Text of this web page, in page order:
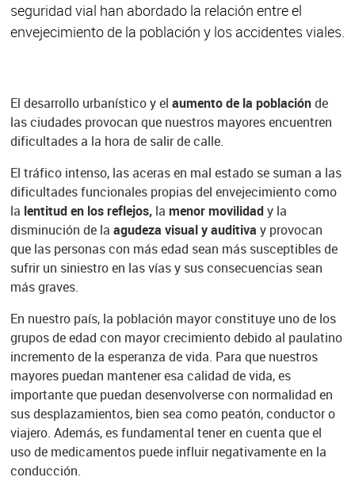
seguridad vial han abordado la relación entre el
envejecimiento de la población y los accidentes viales.
El desarrollo urbanístico y el aumento de la poblaciónde
las ciudades provocan que nuestros mayores encuentren
dificultades a la hora de salir de calle.
El tráfico intenso, las aceras en mal estado se suman a las
dificultades funcionales propias del envejecimiento como
la lentitud en los reflejos,la menor movilidady la
disminución de la agudeza visual y auditiva y provocan
que las personas con más edad sean más susceptibles de
sufrir un siniestro en las vías y sus consecuencias sean
más graves.
En nuestro país, la población mayor constituye uno de los
grupos de edad con mayor crecimiento debido al paulatino
incremento de la esperanza de vida. Para que nuestros
mayores puedan mantener esa calidad de vida, es
importante que puedan desenvolverse con normalidad en
sus desplazamientos, bien sea como peatón, conductor o
viajero. Además, es fundamental tener en cuenta que el
uso de medicamentos puede influir negativamente en la
conducción.